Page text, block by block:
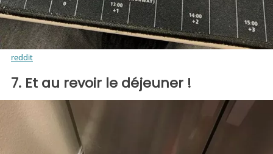
reddit
7. Et au revoir le déjeuner !